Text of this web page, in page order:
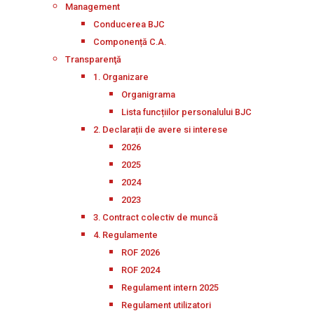
Management
Conducerea BJC
Componență C.A.
Transparenţă
1. Organizare
Organigrama
Lista funcțiilor personalului BJC
2. Declarații de avere si interese
2026
2025
2024
2023
3. Contract colectiv de muncă
4. Regulamente
ROF 2026
ROF 2024
Regulament intern 2025
Regulament utilizatori